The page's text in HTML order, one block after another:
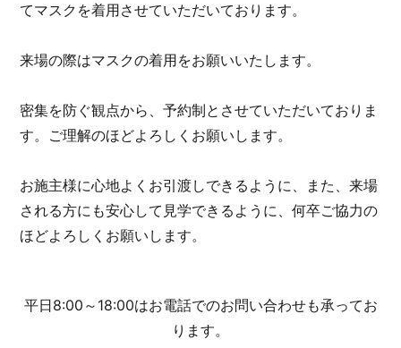
てマスクを着用させていただいております。
来場の際はマスクの着用をお願いいたします。
密集を防ぐ観点から、予約制とさせていただいておりま
す。ご理解のほどよろしくお願いします。
お施主様に心地よくお引渡しできるように、また、来場
される方にも安心して見学できるように、何卒ご協力の
ほどよろしくお願いします。
平日8:00～18:00はお電話でのお問い合わせも承ってお
ります。